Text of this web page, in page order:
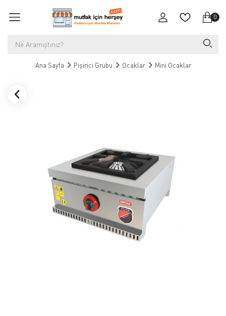
0
Ana Sayfa Pişirici Grubu Ocaklar Mini Ocaklar